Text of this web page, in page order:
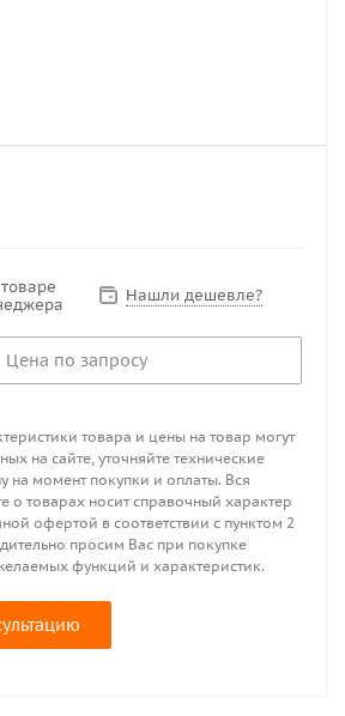
Нашли дешевле?
Цена по запросу
товара и цены на товар могут
на сайте, уточняйте технические
на момент покупки и оплаты. Вся
о товарах носит справочный характер
офертой в соответствии с пунктом 2
просим Вас при покупке
функций и характеристик.